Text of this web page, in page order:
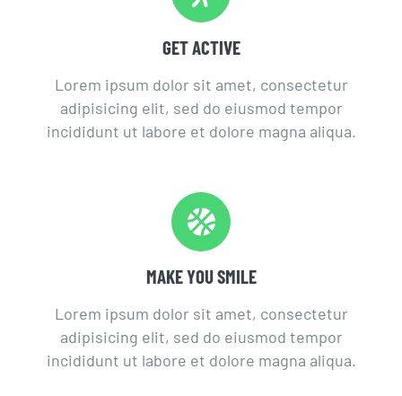
GET ACTIVE
Lorem ipsum dolor sit amet, consectetur
adipisicing elit, sed do eiusmod tempor
incididunt ut labore et dolore magna aliqua.
MAKE YOU SMILE
Lorem ipsum dolor sit amet, consectetur
adipisicing elit, sed do eiusmod tempor
incididunt ut labore et dolore magna aliqua.